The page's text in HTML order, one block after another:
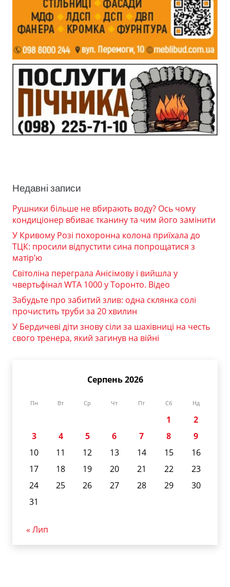
Недавні записи
Рушники більше не вбирають воду? Ось чому
кондиціонер вбиває тканину та чим його замінити
У Кривому Розі похоронна колона приїхала до
ТЦК: просили відпустити сина попрощатися з
матір’ю
Світоліна переграла Анісімову і вийшла у
чвертьфінал WTA 1000 у Торонто. Відео
Забудьте про забитий злив: одна склянка солі
прочистить труби за 20 хвилин
У Бердичеві діти знову сіли за шахівниці на честь
свого тренера, який загинув на війні
Серпень 2026
Пн Вт Ср Чт Пт Сб Нд
1
2
3
4 5 6 7 8
9
10
11 12 13 14 15
16
17
18 19 20 21 22
23
24
25 26 27 28 29
30
31
« Лип